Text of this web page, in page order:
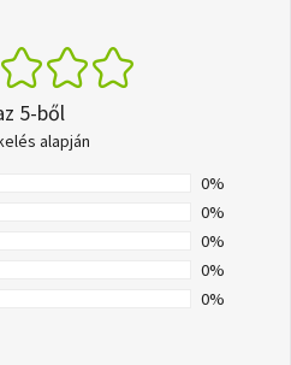
5-ből
alapján
0%
0%
0%
0%
0%